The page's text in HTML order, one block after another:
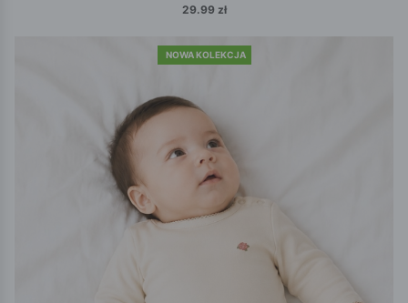
29.99 zł
NOWA KOLEKCJA